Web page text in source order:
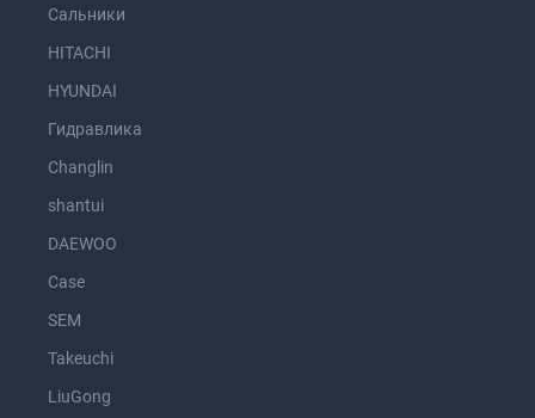
Сальники
HITACHI
HYUNDAI
Гидравлика
Changlin
shantui
DAEWOO
Case
SEM
Takeuchi
LiuGong